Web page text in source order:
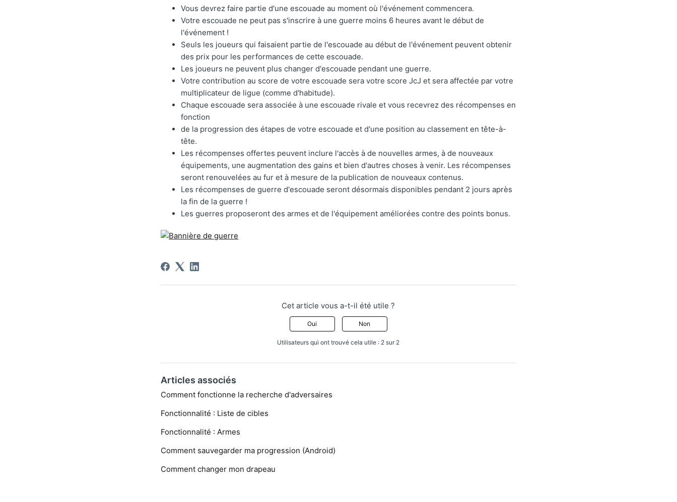
Vous devrez faire partie d'une escouade au moment où l'événement commencera.
Votre escouade ne peut pas s'inscrire à une guerre moins 6 heures avant le début de
l'événement !
Seuls les joueurs qui faisaient partie de l'escouade au début de l'événement peuvent obtenir
des prix pour les performances de cette escouade.
Les joueurs ne peuvent plus changer d'escouade pendant une guerre.
Votre contribution au score de votre escouade sera votre score JcJ et sera affectée par votre
multiplicateur de ligue (comme d'habitude).
Chaque escouade sera associée à une escouade rivale et vous recevrez des récompenses en
fonction
de la progression des étapes de votre escouade et d'une position au classement en tête-à-
tête.
Les récompenses offertes peuvent inclure l'accès à de nouvelles armes, à de nouveaux
équipements, une augmentation des gains et bien d'autres choses à venir. Les récompenses
seront renouvelées au fur et à mesure de la publication de nouveaux contenus.
Les récompenses de guerre d'escouade seront désormais disponibles pendant 2 jours après
la fin de la guerre !
Les guerres proposeront des armes et de l'équipement améliorées contre des points bonus.
Cet article vous a-t-il été utile ?
Oui Non
Utilisateurs qui ont trouvé cela utile : 2 sur 2
Articles associés
Comment fonctionne la recherche d'adversaires
Fonctionnalité : Liste de cibles
Fonctionnalité : Armes
Comment sauvegarder ma progression (Android)
Comment changer mon drapeau